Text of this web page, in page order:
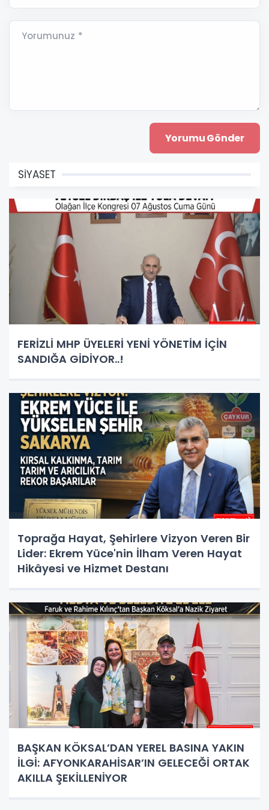
Yorumunuz *
SİYASET
FERİZLİ MHP ÜYELERİ YENİ YÖNETİM İÇİN
SANDIĞA GİDİYOR..!
Toprağa Hayat, Şehirlere Vizyon Veren Bir
Lider: Ekrem Yüce'nin İlham Veren Hayat
Hikâyesi ve Hizmet Destanı
BAŞKAN KÖKSAL’DAN YEREL BASINA YAKIN
İLGİ: AFYONKARAHİSAR’IN GELECEĞİ ORTAK
AKILLA ŞEKİLLENİYOR